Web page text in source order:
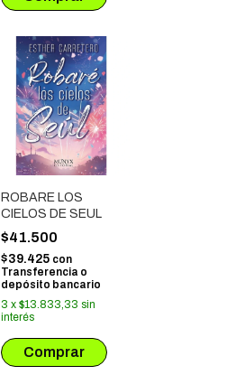
ROBARE LOS
CIELOS DE SEUL
$41.500
$39.425 con
Transferencia o
depósito bancario
3 x $13.833,33 sin
interés